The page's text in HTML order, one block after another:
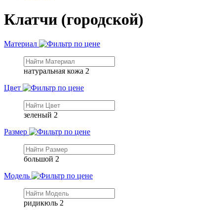
Клатчи (городской)
Материал
натуральная кожа 2
Цвет
зеленый 2
Размер
большой 2
Модель
ридикюль 2